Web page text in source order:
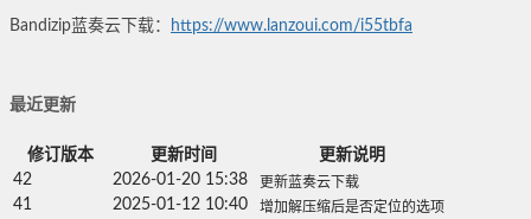
Bandizip蓝奏云下载： https://www.lanzoui.com/i55tbfa
最近更新
修订版本 更新时间
更新说明
42
2026-01-20 15:38 更新蓝奏云下载
41 2025-01-12 10:40 增加解压缩后是否定位的选项